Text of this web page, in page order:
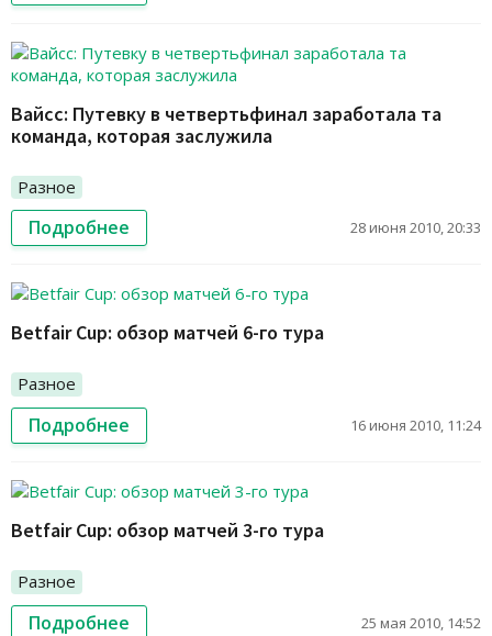
Вайсс: Путевку в четвертьфинал заработала та
команда, которая заслужила
Разное
Подробнее 28 июня 2010, 20:33
Betfair Cup: обзор матчей 6-го тура
Разное
Подробнее 16 июня 2010, 11:24
Betfair Cup: обзор матчей 3-го тура
Разное
Подробнее 25 мая 2010, 14:52